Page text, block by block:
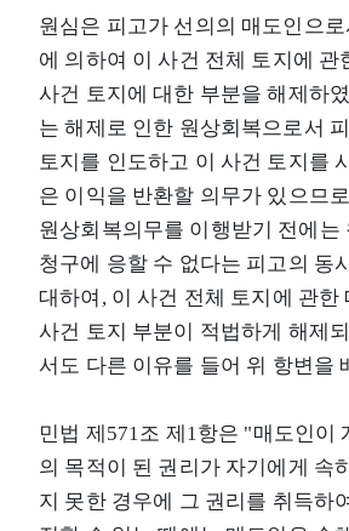
원심은 피고가 선의의 매도인으
에 의하여 이 사건 전체 토지에 관
사건 토지에 대한 부분을 해제하
는 해제로 인한 원상회복으로서
토지를 인도하고 이 사건 토지를
은 이익을 반환할 의무가 있으므
원상회복의무를 이행받기 전에는
청구에 응할 수 없다는 피고의 동
대하여, 이 사건 전체 토지에 관한
사건 토지 부분이 적법하게 해제
서도 다른 이유를 들어 위 항변을
민법 제571조 제1항은 "매도인이
의 목적이 된 권리가 자기에게 속
지 못한 경우에 그 권리를 취득하